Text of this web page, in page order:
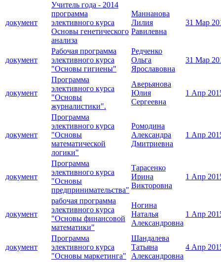
документ
Учитель года - 2014
программа
элективного курса
Основы генетического
анализа
Маннанова
Лилия
Равилевна
31 Мар
документ
Рабочая программа
элективного курса
"Основы гигиены"
Редченко
Ольга
Ярославовна
31 Мар
документ
Программа
элективного курса
"Основы
журналистики".
Аверьянова
Юлия
Сергеевна
1 Апр
документ
Программа
элективного курса
"Основы
математической
логики"
Ромодина
Александра
Дмитриевна
1 Апр
документ
Программа
элективного курса
"Основы
предпринимательства"
Тарасенко
Ирина
Викторовна
1 Апр
документ
рабочая программа
элективного курса
"Основы финансовой
математики"
Ногина
Наталья
Александровна
1 Апр
документ
Программа
элективного курса
"Основы маркетинга"
Шандалева
Татьяна
Александровна
4 Апр